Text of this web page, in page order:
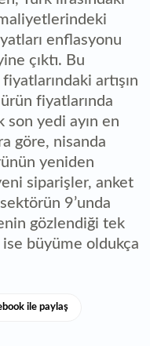
enflasyonu
çıktı. Bu
artışın
fiyatlarında
son yedi ayın en
göre, nisanda
yeniden
siparişler, anket
9’unda
gözlendiği tek
büyüme oldukça
ile paylaş